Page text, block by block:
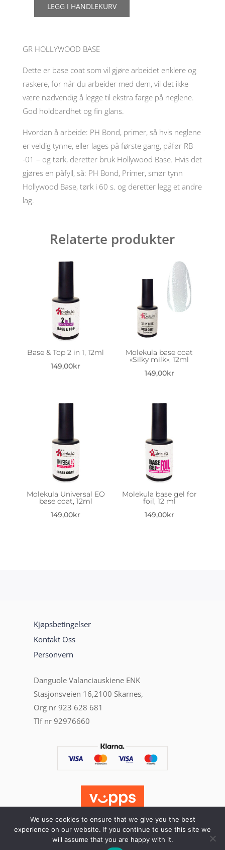
1,
antall
LEGG I HANDLEKURV
GR HOLLYWOOD BASE
Dette er base coat som vil gjøre arbeidet enklere og
raskere, for når du arbeider med dem, vil det ikke
være nødvendig å legge til ekstra farge på neglene.
God holdbardhet og fin glans.
Hvordan å arbeide: PH Bond, primer, så hvis neglene
er veldig tynne, eller lages på første gang, påfør RB
-01 – og tørk, deretter bruk Hollywood Base. Hvis det
gjøres en påfyll, så: PH Bond, Primer, smør tynn
Hollywood Base, tørk i 60 s. og deretter legg et andre
lag.
Relaterte produkter
Base & Top 2 in 1, 12ml
149,00kr
Molekula base coat
«Silky milk», 12ml
149,00kr
Molekula Universal EO
base coat, 12ml
149,00kr
Molekula base gel for
foil, 12 ml
149,00kr
Kjøpsbetingelser
Kontakt Oss
Personvern
Danguole Valanciauskiene ENK
Stasjonsveien 16,2100 Skarnes,
Org nr 923 628 681
Tlf nr 92976660
We use cookies to ensure that we give you the best
experience on our website. If you continue to use this site we
will assume that you are happy with it.